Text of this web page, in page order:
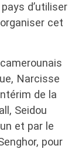
d’utiliser
cet
Narcisse
de la
Seidou
et par le
pour